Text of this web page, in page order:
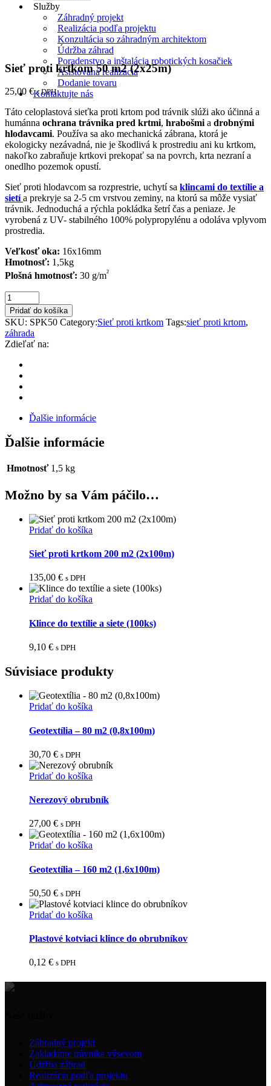
Služby
Záhradný projekt
Realizácia podľa projektu
Konzultácia so záhradným architektom
Údržba záhrad
Poradenstvo a inštalácia robotických kosačiek
Asistovaná realizácia
Dodanie tovaru
Kontaktujte nás
Sieť proti krtkom 50 m2 (2x25m)
25,00 € s DPH
Táto celoplastová sieťka proti krtom pod trávnik slúži ako účinná a
humánna ochrana trávnika pred krtmi, hrabošmia drobnými
hlodavcami. Používa sa ako mechanická zábrana, ktorá je
ekologicky nezávadná, nie je škodlivá k prostrediu ani ku krtkom,
nakoľko zabraňuje krtkovi prekopať sa na povrch, krta nezraní a
onedlho pozemok opustí.
Sieť proti hlodavcom sa rozprestrie, uchytí sa klincami do textílie a
sietía prekryje sa 2-5 cm vrstvou zeminy, na ktorú sa môže vysiať
trávnik. Jednoduchá a rýchla pokládka šetrí čas a peniaze. Je
vyrobená z UV- stabilného 100% polypropylénu a odoláva vplyvom
prostredia.
Veľkosť oka: 16x16mm
Hmotnosť: 1,5kg
Plošná hmotnosť: 30 g/m²
Sieť
proti
krtkom
50
m2
(2x25m)
quantity
Pridať do košíka
SKU: SPK50 Category:Sieť proti krtkom Tags:sieť proti krtom,
záhrada
Zdieľať na:
Ďalšie informácie
Ďalšie informácie
Hmotnosť 1,5 kg
Možno by sa Vám páčilo…
Pridať do košíka
Sieť proti krtkom 200 m2 (2x100m)
135,00 € s DPH
Pridať do košíka
Klince do textílie a siete (100ks)
9,10 € s DPH
Súvisiace produkty
Pridať do košíka
Geotextília – 80 m2 (0,8x100m)
30,70 € s DPH
Pridať do košíka
Nerezový obrubník
27,00 € s DPH
Pridať do košíka
Geotextília – 160 m2 (1,6x100m)
50,50 € s DPH
Pridať do košíka
Plastové kotviaci klince do obrubníkov
0,12 € s DPH
Záhradný projekt
Zakladanie trávnika výsevom
Údržba záhrad
Realizácia podľa projektu